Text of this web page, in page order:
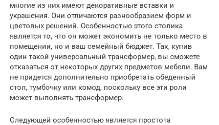
многие из них имеют декоративные вставки и
украшения. Они отличаются разнообразием форм и
цветовых решений. Особенностью этого столика
является то, что он может экономить не только место в
помещении, но и ваш семейный бюджет. Так, купив
один такой универсальный трансформер, вы сможете
отказаться от некоторых других предметов мебели. Вам
не придется дополнительно приобретать обеденный
стол, тумбочку или комод, поскольку все эти роли
может выполнять трансформер.
Следующей особенностью является простота